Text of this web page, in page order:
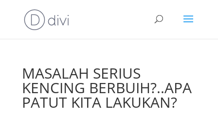
MASALAH SERIUS
KENCING BERBUIH?..APA
PATUT KITA LAKUKAN?